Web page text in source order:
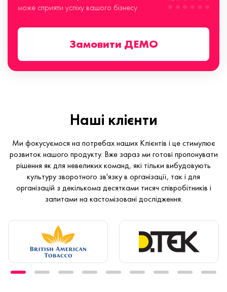
може сприяти успіху вашого бізнесу
Замовити ДЕМО
Наші клієнти
Ми фокусуємося на потребах наших Клієнтів і це стимулює
розвиток нашого продукту. Вже зараз ми готові пропонувати
рішення як для невеликих команд, які тільки вибудовують
культуру зворотного зв'язку в організації, так і для
організацій з декількома десятками тисяч співробітників і
запитами на кастомізовані дослідження.